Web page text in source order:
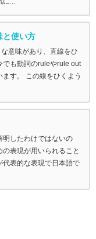
と使い方
意味があり、直線をひ
でも動詞のruleやrule out
す。 この線をひくよう
明したわけではないの
表現が用いられること
表的な表現で日本語で